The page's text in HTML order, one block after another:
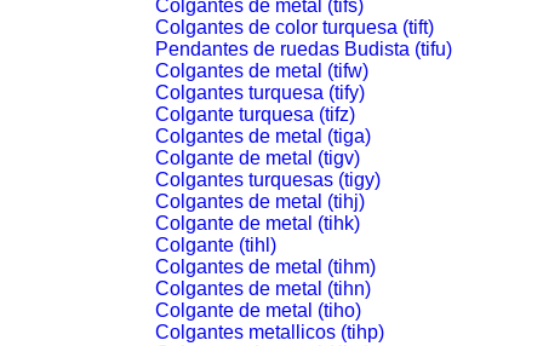
Colgantes de metal (tifs)
Colgantes de color turquesa (tift)
Pendantes de ruedas Budista (tifu)
Colgantes de metal (tifw)
Colgantes turquesa (tify)
Colgante turquesa (tifz)
Colgantes de metal (tiga)
Colgante de metal (tigv)
Colgantes turquesas (tigy)
Colgantes de metal (tihj)
Colgante de metal (tihk)
Colgante (tihl)
Colgantes de metal (tihm)
Colgantes de metal (tihn)
Colgante de metal (tiho)
Colgantes metallicos (tihp)